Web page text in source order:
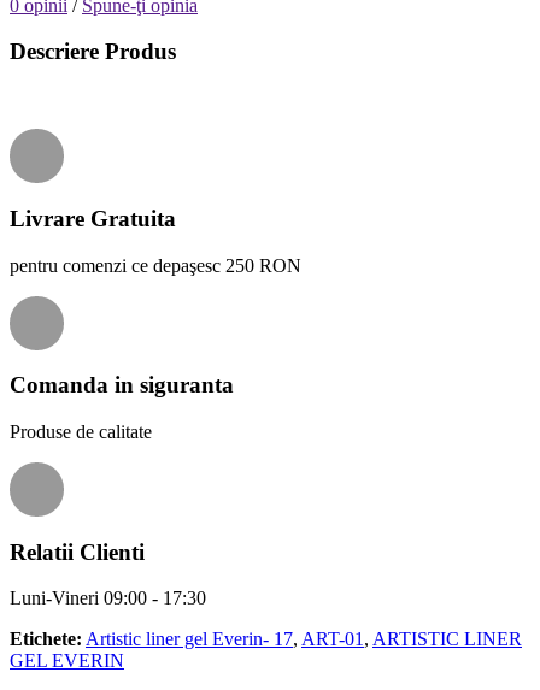
0 opinii / Spune-ţi opinia
Descriere Produs
Livrare Gratuita
pentru comenzi ce depaşesc 250 RON
Comanda in siguranta
Produse de calitate
Relatii Clienti
Luni-Vineri 09:00 - 17:30
Etichete: Artistic liner gel Everin- 17, ART-01, ARTISTIC LINER
GEL EVERIN